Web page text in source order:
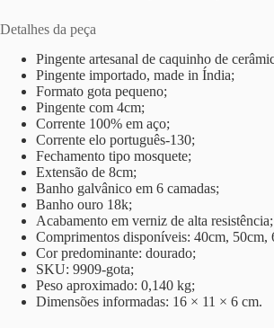
Detalhes da peça
Pingente artesanal de caquinho de
Pingente importado, made in Índia;
Formato gota pequeno;
Pingente com 4cm;
Corrente 100% em aço;
Corrente elo português-130;
Fechamento tipo mosquete;
Extensão de 8cm;
Banho galvânico em 6 camadas;
Banho ouro 18k;
Acabamento em verniz de alta resistência;
Comprimentos disponíveis: 40cm, 50cm,
Cor predominante: dourado;
SKU: 9909-gota;
Peso aproximado: 0,140 kg;
Dimensões informadas: 16 × 11 × 6 cm.